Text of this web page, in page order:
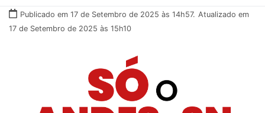
Publicado em 17 de Setembro de 2025 às 14h57. Atualizado em
17 de Setembro de 2025 às 15h10